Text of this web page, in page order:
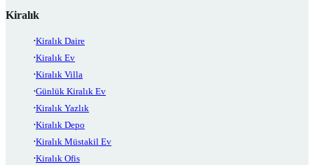
Kiralık
Kiralık Daire
Kiralık Ev
Kiralık Villa
Günlük Kiralık Ev
Kiralık Yazlık
Kiralık Depo
Kiralık Müstakil Ev
Kiralık Ofis